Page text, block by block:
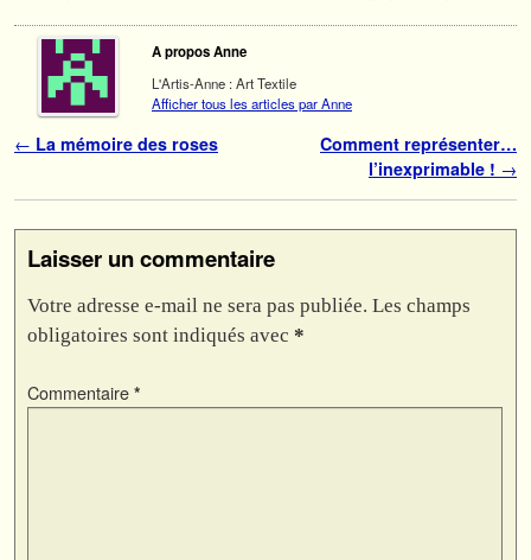
A propos Anne
L'Artis-Anne : Art Textile
Afficher tous les articles par Anne
Navigation des articles
← La mémoire des roses
Comment représenter…
l’inexprimable ! →
Laisser un commentaire
Votre adresse e-mail ne sera pas publiée. Les champs
obligatoires sont indiqués avec *
Commentaire *